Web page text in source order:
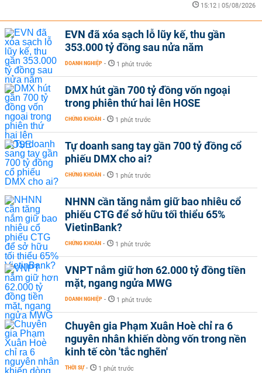
15:12 | 05/08/2026
EVN đã xóa sạch lỗ lũy kế, thu gần
353.000 tỷ đồng sau nửa năm
DOANH NGHIỆP - 1 phút trước
DMX hút gần 700 tỷ đồng vốn ngoại
trong phiên thứ hai lên HOSE
CHỨNG KHOÁN - 1 phút trước
Tự doanh sang tay gần 700 tỷ đồng cổ
phiếu DMX cho ai?
CHỨNG KHOÁN - 1 phút trước
NHNN cần tăng nắm giữ bao nhiêu cổ
phiếu CTG để sở hữu tối thiểu 65%
VietinBank?
CHỨNG KHOÁN - 1 phút trước
VNPT nắm giữ hơn 62.000 tỷ đồng tiền
mặt, ngang ngửa MWG
DOANH NGHIỆP - 1 phút trước
Chuyên gia Phạm Xuân Hoè chỉ ra 6
nguyên nhân khiến dòng vốn trong nền
kinh tế còn 'tắc nghẽn'
THỜI SỰ - 1 phút trước